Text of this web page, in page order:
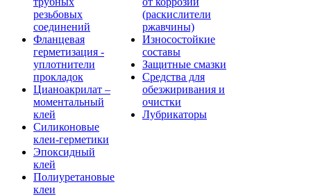
резьбовых
соединений
Фланцевая
герметизация -
уплотнители
прокладок
Цианоакрилат –
моментальный
клей
Силиконовые
клеи-герметики
Эпоксидный
клей
Полиуретановые
клеи
(раскислители
ржавчины)
Износостойкие
составы
Защитные смазки
Средства для
обезжиривания и
очистки
Лубрикаторы